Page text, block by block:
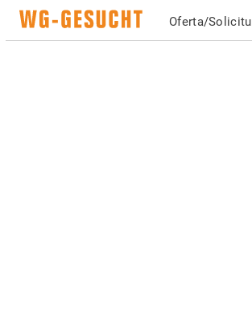
Oferta/